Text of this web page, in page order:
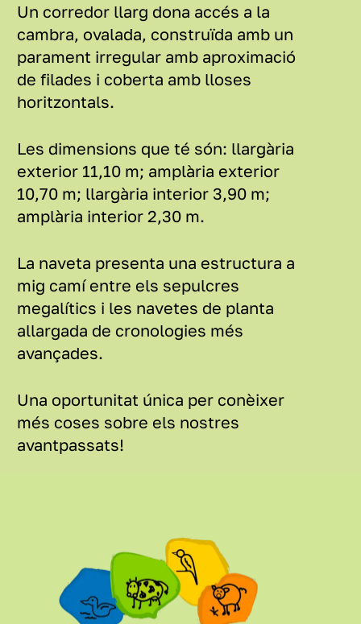
Un corredor llarg dona accés a la
cambra, ovalada, construïda amb un
parament irregular amb aproximació
de filades i coberta amb lloses
horitzontals.
Les dimensions que té són: llargària
exterior 11,10 m; amplària exterior
10,70 m; llargària interior 3,90 m;
amplària interior 2,30 m.
La naveta presenta una estructura a
mig camí entre els sepulcres
megalítics i les navetes de planta
allargada de cronologies més
avançades.
Una oportunitat única per conèixer
més coses sobre els nostres
avantpassats!